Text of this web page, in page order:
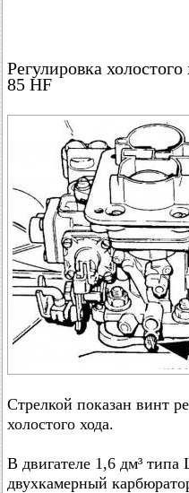
Регулировка
85 HF
Стрелкой показан винт
холостого хода.
В двигателе 1,6 дм³ типа
двухкамерный